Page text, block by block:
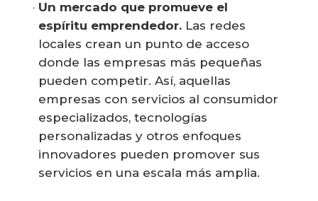
Un mercado que promueve el
espíritu emprendedor. Las redes
locales crean un punto de acceso
donde las empresas más pequeñas
pueden competir. Así, aquellas
empresas con servicios al consumidor
especializados, tecnologías
personalizadas y otros enfoques
innovadores pueden promover sus
servicios en una escala más amplia.